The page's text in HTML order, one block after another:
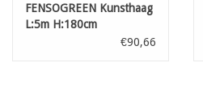
FENSOGREEN Kunsthaag
L:5m H:180cm
€90,66